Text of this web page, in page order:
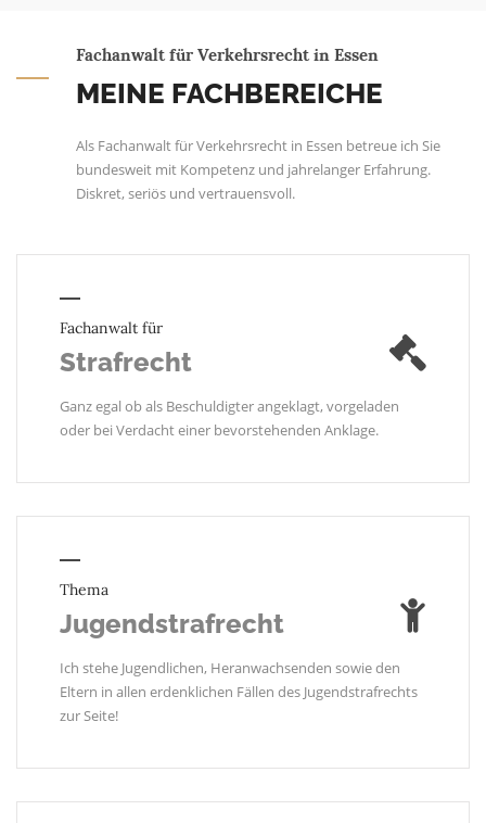
Fachanwalt für Verkehrsrecht in Essen
MEINE FACHBEREICHE
Als Fachanwalt für Verkehrsrecht in Essen betreue ich Sie
bundesweit mit Kompetenz und jahrelanger Erfahrung.
Diskret, seriös und vertrauensvoll.
Fachanwalt für
Strafrecht
Ganz egal ob als Beschuldigter angeklagt, vorgeladen
oder bei Verdacht einer bevorstehenden Anklage.
Thema
Jugendstrafrecht
Ich stehe Jugendlichen, Heranwachsenden sowie den
Eltern in allen erdenklichen Fällen des Jugendstrafrechts
zur Seite!